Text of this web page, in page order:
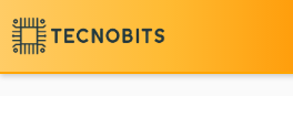
Saltar
al
contenido